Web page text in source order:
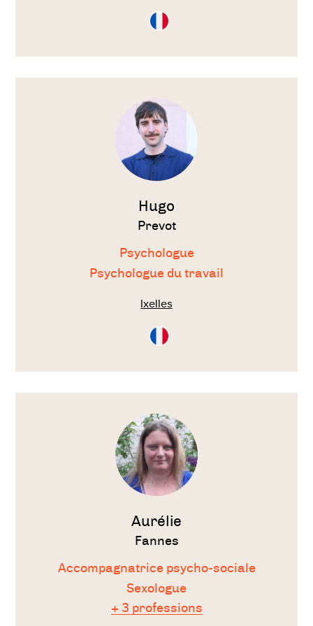
Consultation
en
Voir
Hugo
Prevot
Psychologue
Psychologue du travail
Ixelles
Consultation
en
Voir
Aurélie
Fannes
Accompagnatrice psycho-sociale
Sexologue
+ 3 professions